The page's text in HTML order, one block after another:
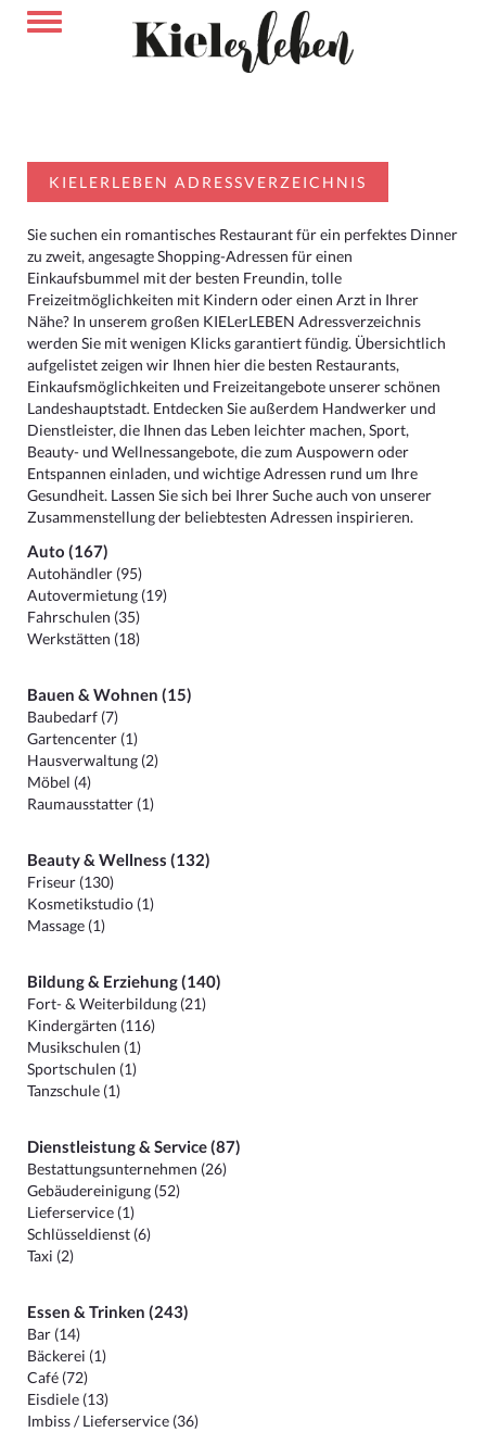
KIELERLEBEN ADRESSVERZEICHNIS
Sie suchen ein romantisches Restaurant für ein perfektes Dinner
zu zweit, angesagte Shopping-Adressen für einen
Einkaufsbummel mit der besten Freundin, tolle
Freizeitmöglichkeiten mit Kindern oder einen Arzt in Ihrer
Nähe? In unserem großen KIELerLEBEN Adressverzeichnis
werden Sie mit wenigen Klicks garantiert fündig. Übersichtlich
aufgelistet zeigen wir Ihnen hier die besten Restaurants,
Einkaufsmöglichkeiten und Freizeitangebote unserer schönen
Landeshauptstadt. Entdecken Sie außerdem Handwerker und
Dienstleister, die Ihnen das Leben leichter machen, Sport,
Beauty- und Wellnessangebote, die zum Auspowern oder
Entspannen einladen, und wichtige Adressen rund um Ihre
Gesundheit. Lassen Sie sich bei Ihrer Suche auch von unserer
Zusammenstellung der beliebtesten Adressen inspirieren.
Auto (167)
Autohändler (95)
Autovermietung (19)
Fahrschulen (35)
Werkstätten (18)
Bauen & Wohnen (15)
Baubedarf (7)
Gartencenter (1)
Hausverwaltung (2)
Möbel (4)
Raumausstatter (1)
Beauty & Wellness (132)
Friseur (130)
Kosmetikstudio (1)
Massage (1)
Bildung & Erziehung (140)
Fort- & Weiterbildung (21)
Kindergärten (116)
Musikschulen (1)
Sportschulen (1)
Tanzschule (1)
Dienstleistung & Service (87)
Bestattungsunternehmen (26)
Gebäudereinigung (52)
Lieferservice (1)
Schlüsseldienst (6)
Taxi (2)
Essen & Trinken (243)
Bar (14)
Bäckerei (1)
Café (72)
Eisdiele (13)
Imbiss / Lieferservice (36)